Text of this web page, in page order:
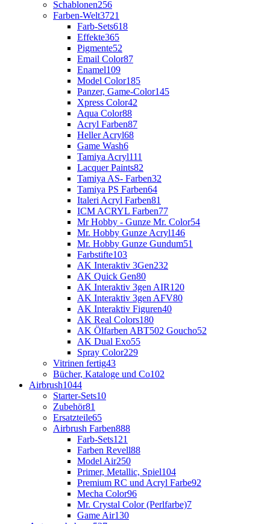
Schablonen256
Farben-Welt3721
Farb-Sets618
Effekte365
Pigmente52
Email Color87
Enamel109
Model Color185
Panzer, Game-Color145
Xpress Color42
Aqua Color88
Acryl Farben87
Heller Acryl68
Game Wash6
Tamiya Acryl111
Lacquer Paints82
Tamiya AS- Farben32
Tamiya PS Farben64
Italeri Acryl Farben81
ICM ACRYL Farben77
Mr Hobby - Gunze Mr. Color54
Mr. Hobby Gunze Acryl146
Mr. Hobby Gunze Gundum51
Farbstifte103
AK Interaktiv 3Gen232
AK Quick Gen80
AK Interaktiv 3gen AIR120
AK Interaktiv 3gen AFV80
AK Interaktiv Figuren40
AK Real Colors180
AK Ölfarben ABT502 Goucho52
AK Dual Exo55
Spray Color229
Vitrinen fertig43
Bücher, Kataloge und Co102
Airbrush1044
Starter-Sets10
Zubehör81
Ersatzteile65
Airbrush Farben888
Farb-Sets121
Farben Revell88
Model Air250
Primer, Metallic, Spiel104
Premium RC und Acryl Farbe92
Mecha Color96
Mr. Crystal Color (Perlfarbe)7
Game Air130